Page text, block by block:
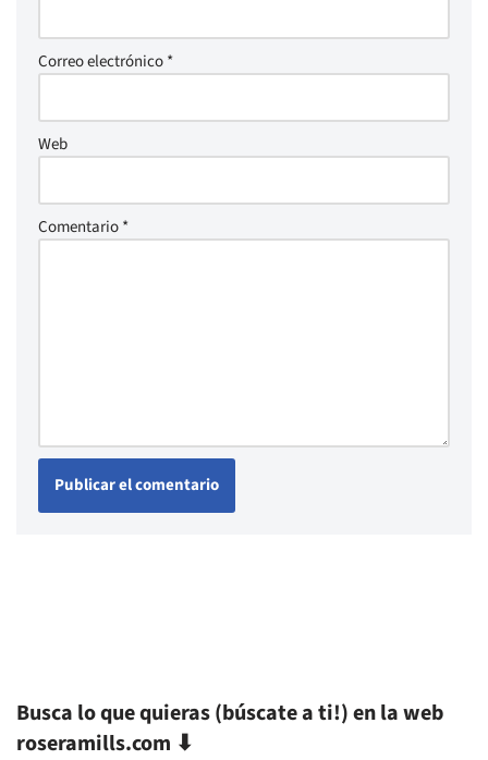
Correo electrónico*
Web
Comentario*
Busca lo que quieras (búscate a ti!) en la web
roseramills.com ⬇